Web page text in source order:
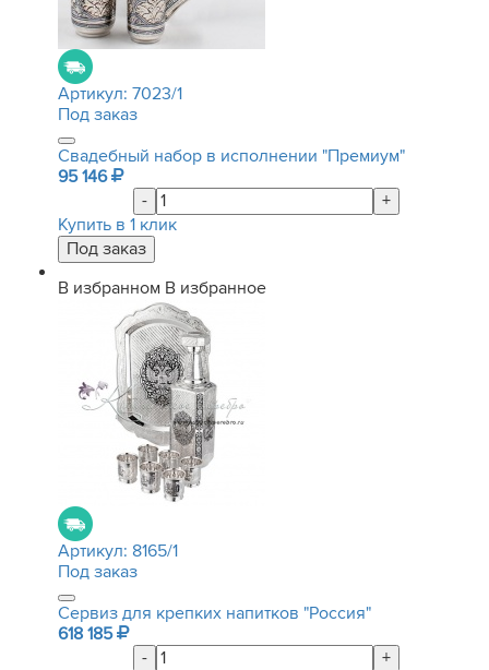
Артикул: 7023/1
Под заказ
Свадебный набор в исполнении "Премиум"
95 146
-
+
Купить в 1 клик
В избранном В избранное
Артикул: 8165/1
Под заказ
Сервиз для крепких напитков "Россия"
618 185
-
+